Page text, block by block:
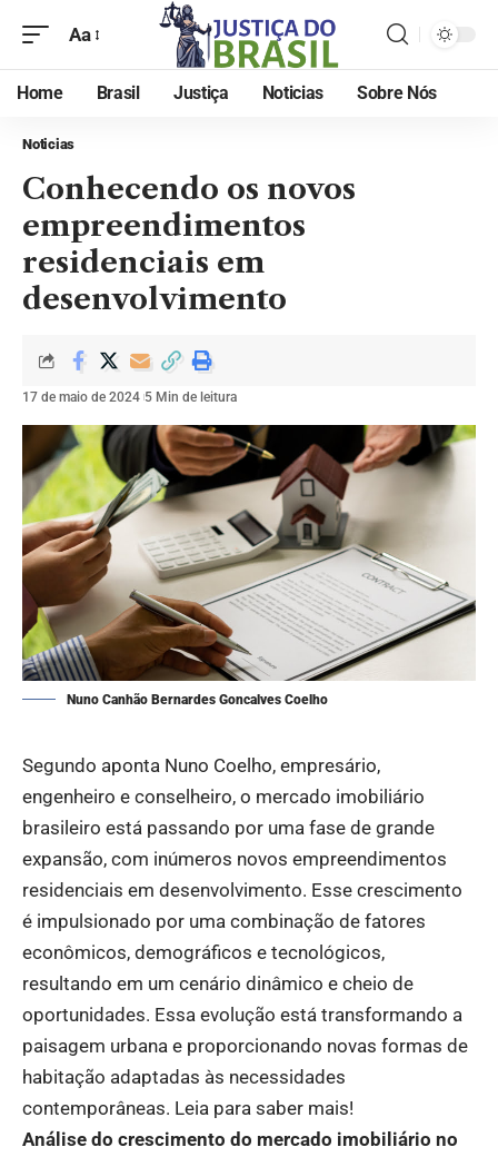
Aa
Home Brasil Justiça Noticias Sobre Nós
Noticias
Conhecendo os novos
empreendimentos
residenciais em
desenvolvimento
17 de maio de 2024 5 Min de leitura
Nuno Canhão Bernardes Goncalves Coelho
Segundo aponta Nuno Coelho, empresário,
engenheiro e conselheiro, o mercado imobiliário
brasileiro está passando por uma fase de grande
expansão, com inúmeros novos empreendimentos
residenciais em desenvolvimento. Esse crescimento
é impulsionado por uma combinação de fatores
econômicos, demográficos e tecnológicos,
resultando em um cenário dinâmico e cheio de
oportunidades. Essa evolução está transformando a
paisagem urbana e proporcionando novas formas de
habitação adaptadas às necessidades
contemporâneas. Leia para saber mais!
Análise do crescimento do mercado imobiliário no